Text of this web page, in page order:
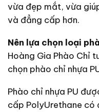
vừa đẹp mắt, vừa
và đẳng cấp hơn.
Nên lựa chọn loại
Hoàng Gia Phào Chỉ
chọn phào chỉ nhựa
Phào chỉ nhựa PU
cấp PolyUrethane có